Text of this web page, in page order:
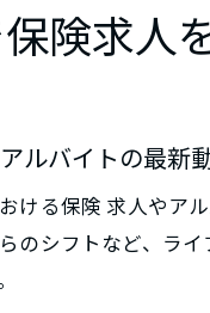
険求人
ルバイトの最新
ける保険 求人やア
のシフトなど、ラ